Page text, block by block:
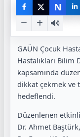
N
GAÜN Çocuk
Hastalıkları Bilim
kapsamında
dikkat çekmek ve
hedeflendi.
Düzenlenen
Dr. Ahmet